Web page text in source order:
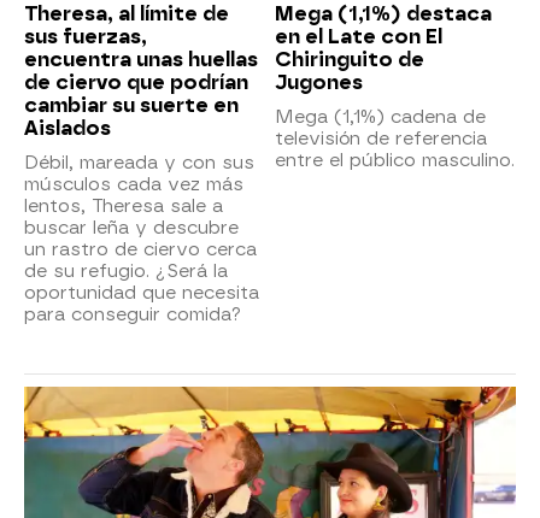
Theresa, al límite de
sus fuerzas,
encuentra unas huellas
de ciervo que podrían
cambiar su suerte en
Aislados
Débil, mareada y con sus
músculos cada vez más
lentos, Theresa sale a
buscar leña y descubre
un rastro de ciervo cerca
de su refugio. ¿Será la
oportunidad que necesita
para conseguir comida?
Mega (1,1%) destaca
en el Late con El
Chiringuito de
Jugones
Mega (1,1%) cadena de
televisión de referencia
entre el público masculino.